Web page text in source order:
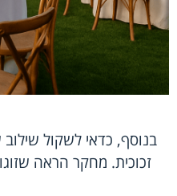
בנוסף, כדאי לשקול
זכוכית. מחקר הראה